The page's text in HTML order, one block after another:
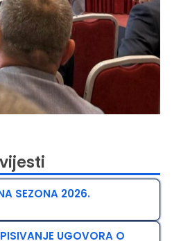
SEZONA 2026.
UGOVORA O